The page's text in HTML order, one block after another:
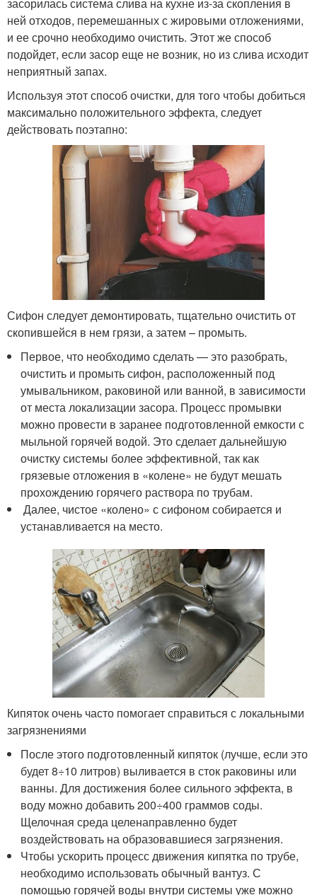
ней отходов, перемешанных с жировыми отложениями,
и ее срочно необходимо очистить. Этот же способ
подойдет, если засор еще не возник, но из слива исходит
неприятный запах.
Используя этот способ очистки, для того чтобы добиться
максимально положительного эффекта, следует
действовать поэтапно:
Сифон следует демонтировать, тщательно очистить от
скопившейся в нем грязи, а затем – промыть.
Первое, что необходимо сделать — это разобрать,
очистить и промыть сифон, расположенный под
умывальником, раковиной или ванной, в зависимости
от места локализации засора. Процесс промывки
можно провести в заранее подготовленной емкости с
мыльной горячей водой. Это сделает дальнейшую
очистку системы более эффективной, так как
грязевые отложения в «колене» не будут мешать
прохождению горячего раствора по трубам.
Далее, чистое «колено» с сифоном собирается и
устанавливается на место.
Кипяток очень часто помогает справиться с локальными
загрязнениями
После этого подготовленный кипяток (лучше, если это
будет 8÷10 литров) выливается в сток раковины или
ванны. Для достижения более сильного эффекта, в
воду можно добавить 200÷400 граммов соды.
Щелочная среда целенаправленно будет
воздействовать на образовавшиеся загрязнения.
Чтобы ускорить процесс движения кипятка по трубе,
необходимо использовать обычный вантуз. С
помощью горячей воды внутри системы уже можно